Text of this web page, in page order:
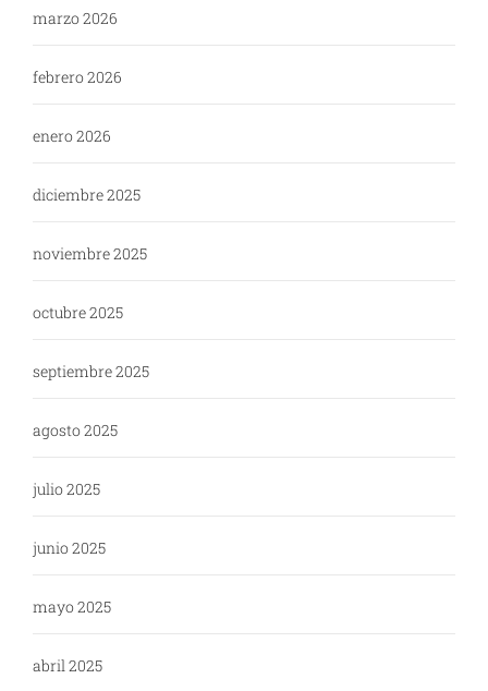
marzo 2026
febrero 2026
enero 2026
diciembre 2025
noviembre 2025
octubre 2025
septiembre 2025
agosto 2025
julio 2025
junio 2025
mayo 2025
abril 2025